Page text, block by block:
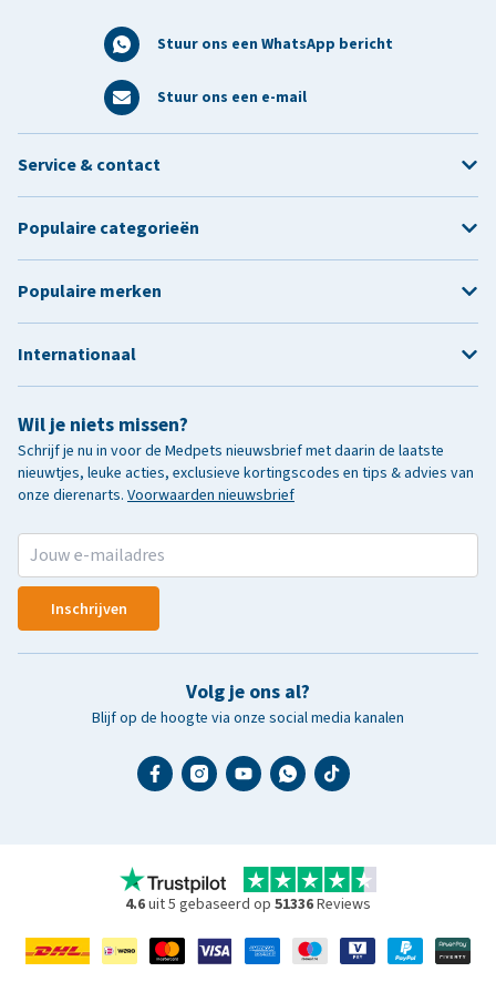
Stuur ons een WhatsApp bericht
Stuur ons een e-mail
Wil je niets missen?
Schrijf je nu in voor de Medpets nieuwsbrief met daarin de laatste
nieuwtjes, leuke acties, exclusieve kortingscodes en tips & advies van
onze dierenarts. Voorwaarden nieuwsbrief
Inschrijven
Volg je ons al?
Blijf op de hoogte via onze social media kanalen
Service & contact
Populaire categorieën
Populaire merken
Internationaal
4.6uit 5 gebaseerd op 51336Reviews